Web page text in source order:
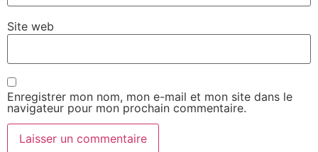
Site web
Enregistrer mon nom, mon e-mail et mon site dans le
navigateur pour mon prochain commentaire.